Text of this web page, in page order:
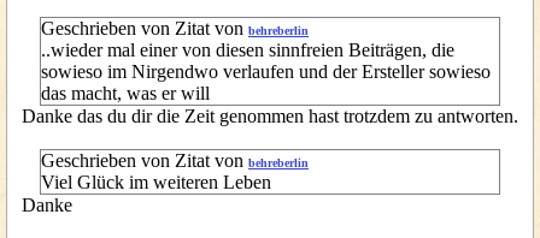
Geschrieben von Zitat von behreberlin
..wieder mal einer von diesen sinnfreien Beiträgen, die
sowieso im Nirgendwo verlaufen und der Ersteller sowieso
das macht, was er will
Danke das du dir die Zeit genommen hast trotzdem zu antworten.
Geschrieben von Zitat von behreberlin
Viel Glück im weiteren Leben
Danke